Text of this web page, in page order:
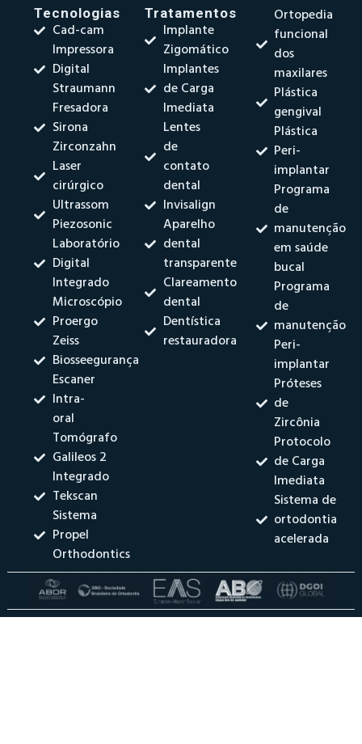
Tecnologias
Cad-cam
Impressora
Digital
Straumann
Fresadora
Sirona
Zirconzahn
Laser
cirúrgico
Ultrassom
Piezosonic
Laboratório
Digital
Integrado
Microscópio
Proergo
Zeiss
Biosseegurança
Escaner
Intra-
oral
Tomógrafo
Galileos 2
Integrado
Tekscan
Sistema
Propel
Orthodontics
Tratamentos
Implante
Zigomático
Implantes
de Carga
Imediata
Lentes
de
contato
dental
Invisalign
Aparelho
dental
transparente
Clareamento
dental
Dentística
restauradora
Ortopedia
funcional
dos
maxilares
Plástica
gengival
Plástica
Peri-
implantar
Programa
de
manutenção
em saúde
bucal
Programa
de
manutenção
Peri-
implantar
Próteses
de
Zircônia
Protocolo
de Carga
Imediata
Sistema de
ortodontia
acelerada